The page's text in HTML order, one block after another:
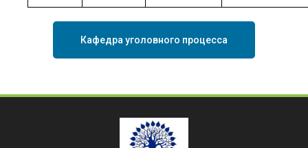
Кафедра уголовного процесса